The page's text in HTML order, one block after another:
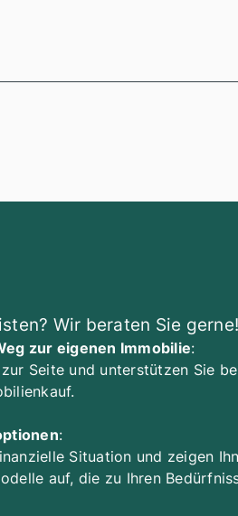
Wir beraten Sie gerne!
zur eigenen Immobilie:
Seite und unterstützen Sie
:
Situation und zeigen
auf, die zu Ihren